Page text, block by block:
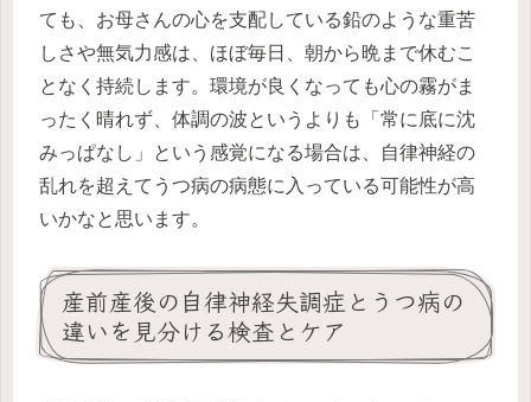
ても、お母さんの心を支配している鉛のような重苦
しさや無気力感は、ほぼ毎日、朝から晩まで休むこ
となく持続します。環境が良くなっても心の霧がま
ったく晴れず、体調の波というよりも「常に底に沈
みっぱなし」という感覚になる場合は、自律神経の
乱れを超えてうつ病の病態に入っている可能性が高
いかなと思います。
産前産後の自律神経失調症とうつ病の
違いを見分ける検査とケア